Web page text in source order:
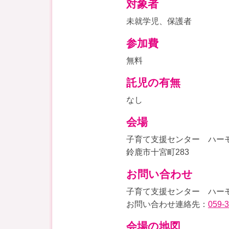
対象者
未就学児、保護者
参加費
無料
託児の有無
なし
会場
子育て支援センター ハー
鈴鹿市十宮町283
お問い合わせ
子育て支援センター ハー
お問い合わせ連絡先： 059-
会場の地図